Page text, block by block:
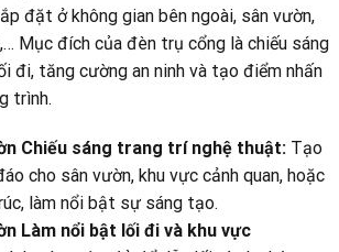
đặt ở không gian bên ngoài, sân vườn,
Mục đích của đèn trụ cổng là chiếu sáng
đi, tăng cường an ninh và tạo điểm nhấn
trình.
Chiếu sáng trang trí nghệ thuật: Tạo
cho sân vườn, khu vực cảnh quan, hoặc
làm nổi bật sự sáng tạo.
Làm nổi bật lối đi và khu vực